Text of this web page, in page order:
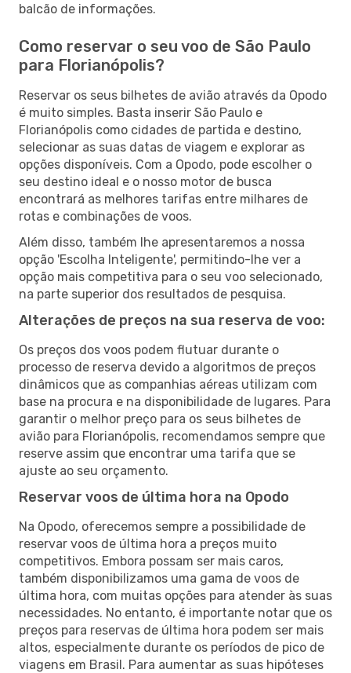
balcão de informações.
Como reservar o seu voo de São Paulo
para Florianópolis?
Reservar os seus bilhetes de avião através da Opodo
é muito simples. Basta inserir São Paulo e
Florianópolis como cidades de partida e destino,
selecionar as suas datas de viagem e explorar as
opções disponíveis. Com a Opodo, pode escolher o
seu destino ideal e o nosso motor de busca
encontrará as melhores tarifas entre milhares de
rotas e combinações de voos.
Além disso, também lhe apresentaremos a nossa
opção 'Escolha Inteligente', permitindo-lhe ver a
opção mais competitiva para o seu voo selecionado,
na parte superior dos resultados de pesquisa.
Alterações de preços na sua reserva de voo:
Os preços dos voos podem flutuar durante o
processo de reserva devido a algoritmos de preços
dinâmicos que as companhias aéreas utilizam com
base na procura e na disponibilidade de lugares. Para
garantir o melhor preço para os seus bilhetes de
avião para Florianópolis, recomendamos sempre que
reserve assim que encontrar uma tarifa que se
ajuste ao seu orçamento.
Reservar voos de última hora na Opodo
Na Opodo, oferecemos sempre a possibilidade de
reservar voos de última hora a preços muito
competitivos. Embora possam ser mais caros,
também disponibilizamos uma gama de voos de
última hora, com muitas opções para atender às suas
necessidades. No entanto, é importante notar que os
preços para reservas de última hora podem ser mais
altos, especialmente durante os períodos de pico de
viagens em Brasil. Para aumentar as suas hipóteses